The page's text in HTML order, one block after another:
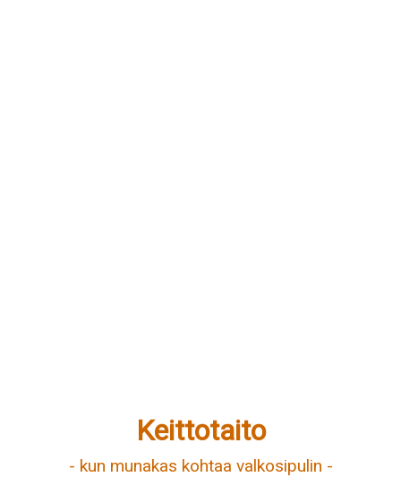
Keittotaito
- kun munakas kohtaa valkosipulin -